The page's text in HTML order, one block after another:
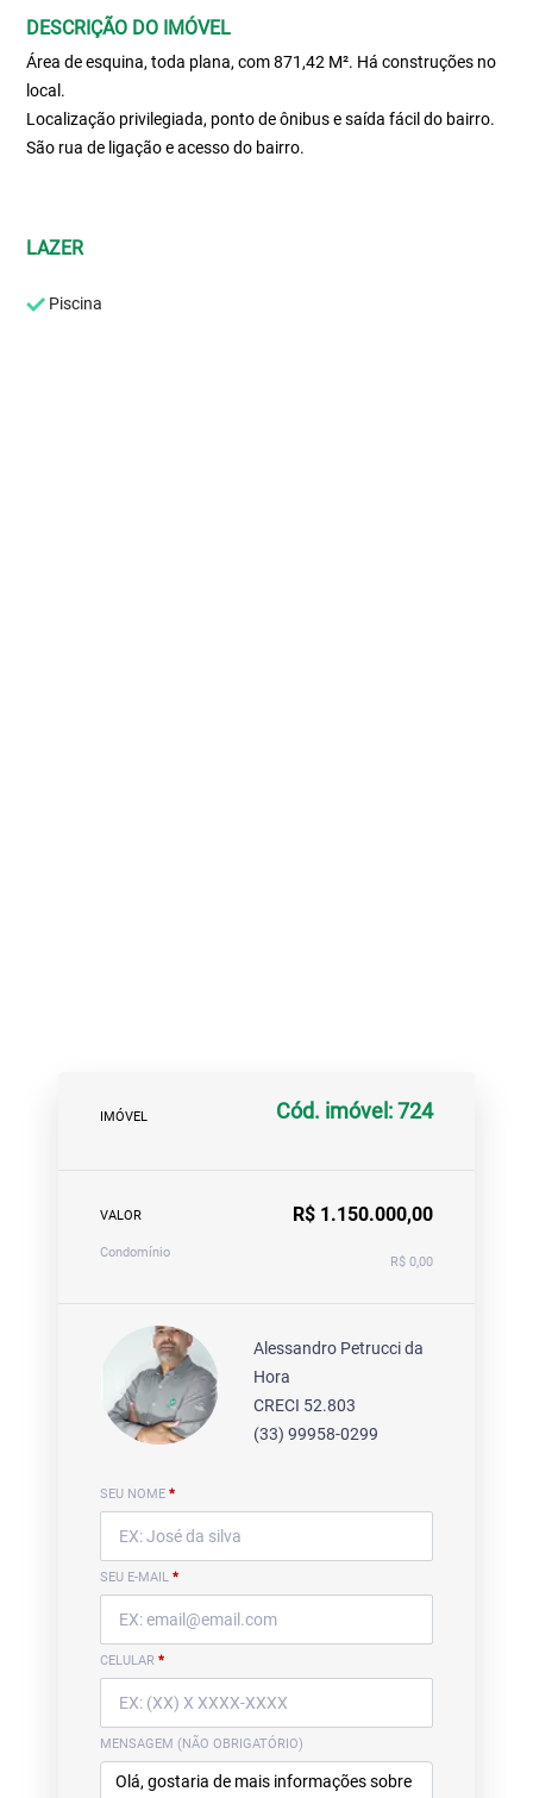
DESCRIÇÃO DO IMÓVEL
Área de esquina, toda plana, com 871,42 M². Há construções no
local.
Localização privilegiada, ponto de ônibus e saída fácil do bairro.
São rua de ligação e acesso do bairro.
LAZER
Piscina
IMÓVEL Cód. imóvel: 724
VALOR R$ 1.150.000,00
Condomínio
R$ 0,00
Alessandro Petrucci da
Hora
CRECI 52.803
(33) 99958-0299
SEU NOME *
SEU E-MAIL *
CELULAR *
MENSAGEM (NÃO OBRIGATÓRIO)